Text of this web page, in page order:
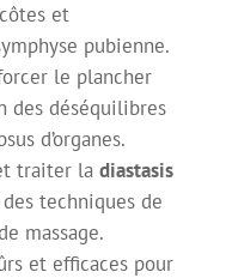
et
pubienne.
le plancher
des déséquilibres
d’organes.
traiter la diastasis
techniques de
massage.
et efficaces pour